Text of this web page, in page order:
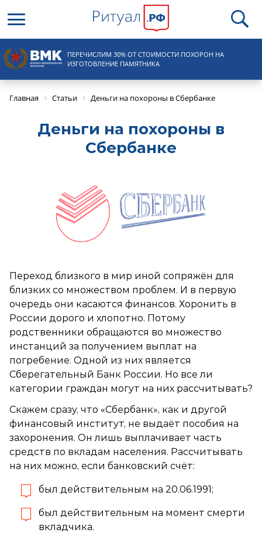
Круглосуточная справочная
8 (495) 100-31-15
ПЕРЕЧИСЛИМ 30% ОТ СТОИМОСТИ ПОХОРОН НА
ИЗГОТОВЛЕНИЕ ПАМЯТНИКА
Главная Статьи Деньги на похороны в Сбербанке
Деньги на похороны в
Сбербанке
Переход близкого в мир иной сопряжён для
близких со множеством проблем. И в первую
очередь они касаются финансов. Хоронить в
России дорого и хлопотно. Потому
родственники обращаются во множество
инстанций за получением выплат на
погребение. Одной из них является
Сберегательный Банк России. Но все ли
категории граждан могут на них рассчитывать?
Скажем сразу, что «Сбербанк», как и другой
финансовый институт, не выдаёт пособия на
захоронения. Он лишь выплачивает часть
средств по вкладам населения. Рассчитывать
на них можно, если банковский счёт:
был действительным на 20.06.1991;
был действительным на момент смерти
вкладчика.